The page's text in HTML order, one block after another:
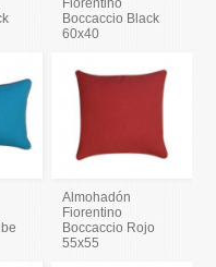
Fiorentino
Boccaccio Black
60x40
Almohadón
Fiorentino
Boccaccio Rojo
55x55